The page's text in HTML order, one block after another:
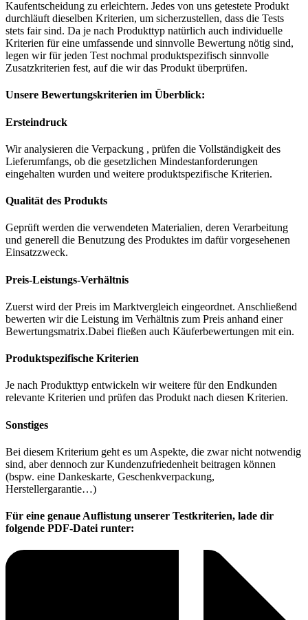
Kaufentscheidung zu erleichtern. Jedes von uns getestete Produkt
durchläuft dieselben Kriterien, um sicherzustellen, dass die Tests
stets fair sind. Da je nach Produkttyp natürlich auch individuelle
Kriterien für eine umfassende und sinnvolle Bewertung nötig sind,
legen wir für jeden Test nochmal produktspezifisch sinnvolle
Zusatzkriterien fest, auf die wir das Produkt überprüfen.
Unsere Bewertungskriterien im Überblick:
Ersteindruck
Wir analysieren die Verpackung , prüfen die Vollständigkeit des
Lieferumfangs, ob die gesetzlichen Mindestanforderungen
eingehalten wurden und weitere produktspezifische Kriterien.
Qualität des Produkts
Geprüft werden die verwendeten Materialien, deren Verarbeitung
und generell die Benutzung des Produktes im dafür vorgesehenen
Einsatzzweck.
Preis-Leistungs-Verhältnis
Zuerst wird der Preis im Marktvergleich eingeordnet. Anschließend
bewerten wir die Leistung im Verhältnis zum Preis anhand einer
Bewertungsmatrix.Dabei fließen auch Käuferbewertungen mit ein.
Produktspezifische Kriterien
Je nach Produkttyp entwickeln wir weitere für den Endkunden
relevante Kriterien und prüfen das Produkt nach diesen Kriterien.
Sonstiges
Bei diesem Kriterium geht es um Aspekte, die zwar nicht notwendig
sind, aber dennoch zur Kundenzufriedenheit beitragen können
(bspw. eine Dankeskarte, Geschenkverpackung,
Herstellergarantie…)
Für eine genaue Auflistung unserer Testkriterien, lade dir
folgende PDF-Datei runter: